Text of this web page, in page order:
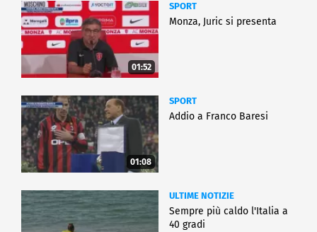
01:52
SPORT
Monza, Juric si presenta
01:08
SPORT
Addio a Franco Baresi
ULTIME NOTIZIE
Sempre più caldo l'Italia a
40 gradi